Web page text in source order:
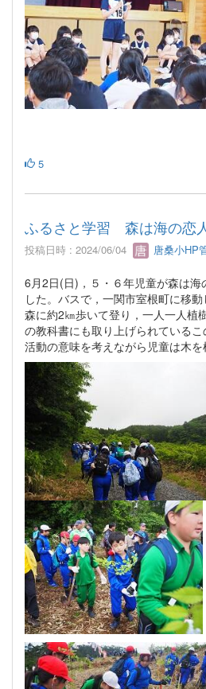
5
ふるさと学習 森は海の恋
投稿日時 : 2024/06/04 唐桑小HP
6月2日(日)，５・６年児童が森は海
した。バスで，一関市室根町に移
森に約2㎞歩いて登り，一人一人植
の教科書にも取り上げられている
活動の意味を考えながら児童は木を